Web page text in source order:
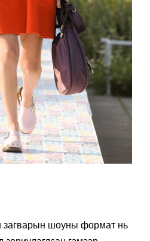
шоуны формат нь